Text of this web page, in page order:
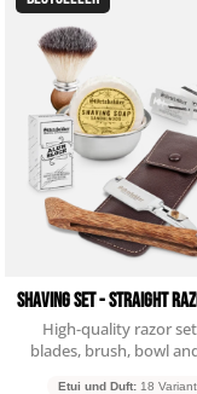
Hair & Body
Fettige
Sensible
Rasurbrand
Schnitte &
Bartpflege -
Resierhoble
Test
2erfwef
wefwefwef
Shaving Set - Straight
High-quality razor
blades, brush, bowl
Etui und Duft: 18